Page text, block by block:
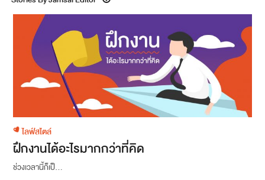
ไลฟ์สไตล์
ฝึกงานได้อะไรมากกว่าที่คิด
ช่วงเวลานี้ก็เป็...